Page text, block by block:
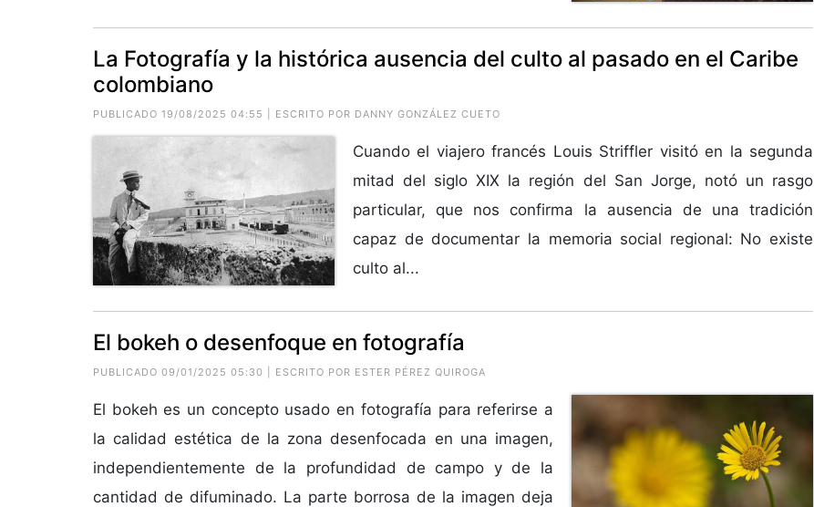
La Fotografía y la histórica ausencia del culto al pasado en el Caribe
colombiano
PUBLICADO 19/08/2025 04:55 | ESCRITO POR DANNY GONZÁLEZ CUETO
Cuando el viajero francés Louis Striffler visitó en la segunda
mitad del siglo XIX la región del San Jorge, notó un rasgo
particular, que nos confirma la ausencia de una tradición
capaz de documentar la memoria social regional: No existe
culto al...
El bokeh o desenfoque en fotografía
PUBLICADO 09/01/2025 05:30 | ESCRITO POR ESTER PÉREZ QUIROGA
El bokeh es un concepto usado en fotografía para referirse a
la calidad estética de la zona desenfocada en una imagen,
independientemente de la profundidad de campo y de la
cantidad de difuminado. La parte borrosa de la imagen deja